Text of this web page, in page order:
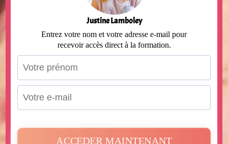
Justine Lamboley
Entrez votre nom et votre adresse e-mail pour
recevoir accès direct à la formation.
ACCEDER MAINTENANT